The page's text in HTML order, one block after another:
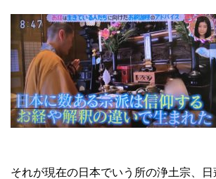
それが現在の日本でいう所の浄土宗、